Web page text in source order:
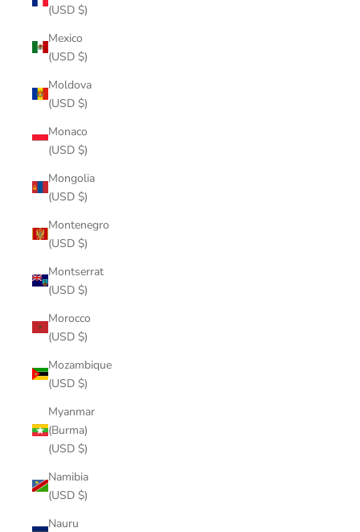
(USD $)
Mexico
(USD $)
Moldova
(USD $)
Monaco
(USD $)
Mongolia
(USD $)
Montenegro
(USD $)
Montserrat
(USD $)
Morocco
(USD $)
Mozambique
(USD $)
Myanmar
(Burma)
(USD $)
Namibia
(USD $)
Nauru